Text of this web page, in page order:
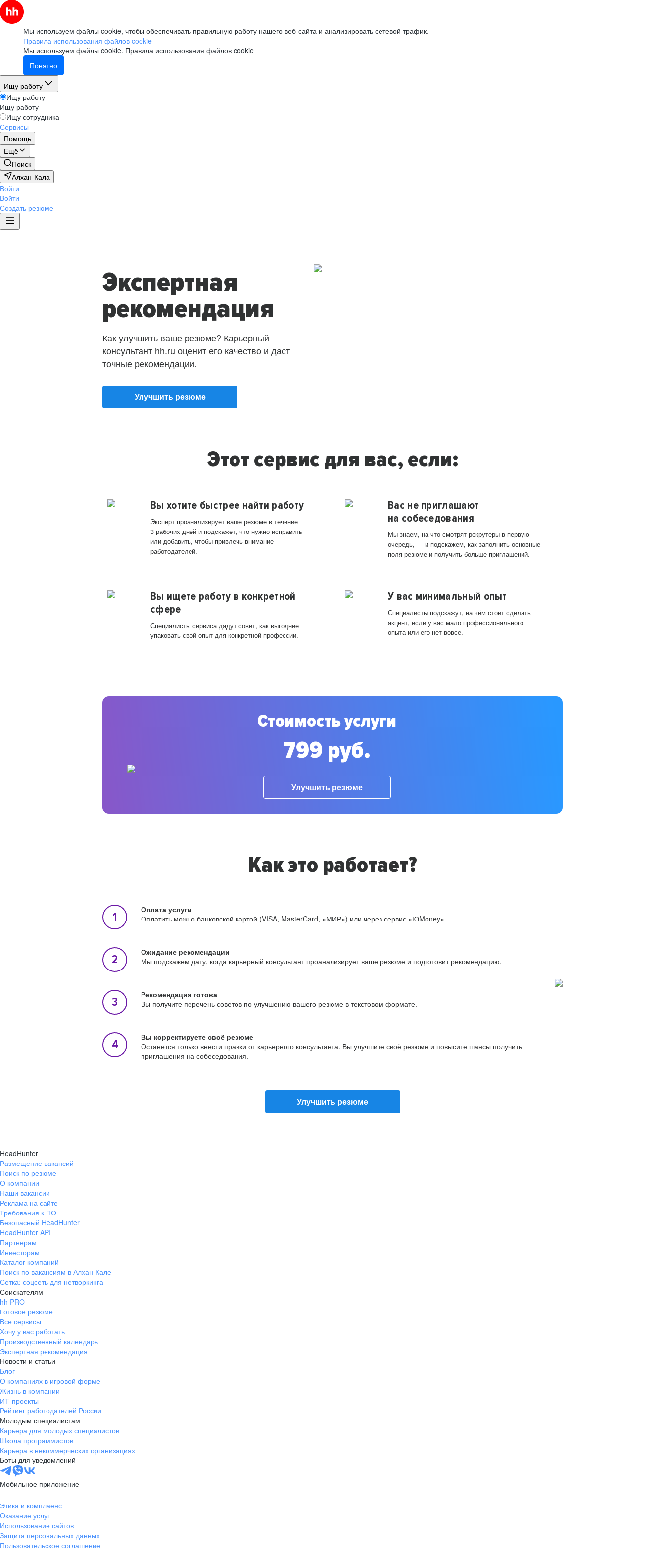
Мы используем файлы cookie, чтобы обеспечивать правильную работу нашего веб-сайта и анализировать сетевой трафик.
Правила использования файлов cookie
Мы используем файлы cookie. Правила использования файлов cookie
Понятно
Ищу работу
Ищу работу
Ищу работу
Ищу сотрудника
Сервисы
Помощь
Ещё
Поиск
Алхан-Кала
Войти
Войти
Создать резюме
Экспертная
рекомендация
Как улучшить ваше резюме? Карьерный
консультант hh.ru оценит его качество и даст
точные рекомендации.
Улучшить резюме
Этот сервис для вас, если:
Вы хотите быстрее найти работу
Эксперт проанализирует ваше резюме в течение
3 рабочих дней и подскажет, что нужно исправить
или добавить, чтобы привлечь внимание
работодателей.
Вас не приглашают
на собеседования
Мы знаем, на что смотрят рекрутеры в первую
очередь, — и подскажем, как заполнить основные
поля резюме и получить больше приглашений.
Вы ищете работу в конкретной
сфере
Специалисты сервиса дадут совет, как выгоднее
упаковать свой опыт для конкретной профессии.
У вас минимальный опыт
Специалисты подскажут, на чём стоит сделать
акцент, если у вас мало профессионального
опыта или его нет вовсе.
Стоимость услуги
799 руб.
Улучшить резюме
Как это работает?
Оплата услуги
Оплатить можно банковской картой (VISA, MasterCard, «МИР») или через сервис «ЮMoney».
Ожидание рекомендации
Мы подскажем дату, когда карьерный консультант проанализирует ваше резюме и подготовит рекомендацию.
Рекомендация готова
Вы получите перечень советов по улучшению вашего резюме в текстовом формате.
Вы корректируете своё резюме
Останется только внести правки от карьерного консультанта. Вы улучшите своё резюме и повысите шансы получить
приглашения на собеседования.
Улучшить резюме
HeadHunter
Размещение вакансий
Поиск по резюме
О компании
Наши вакансии
Реклама на сайте
Требования к ПО
Безопасный HeadHunter
HeadHunter API
Партнерам
Инвесторам
Каталог компаний
Поиск по вакансиям в Алхан-Кале
Сетка: соцсеть для нетворкинга
Соискателям
hh PRO
Готовое резюме
Все сервисы
Хочу у вас работать
Производственный календарь
Экспертная рекомендация
Новости и статьи
Блог
О компаниях в игровой форме
Жизнь в компании
ИТ-проекты
Рейтинг работодателей России
Молодым специалистам
Карьера для молодых специалистов
Школа программистов
Карьера в некоммерческих организациях
Боты для уведомлений
Мобильное приложение
Этика и комплаенс
Оказание услуг
Использование сайтов
Защита персональных данных
Пользовательское соглашение